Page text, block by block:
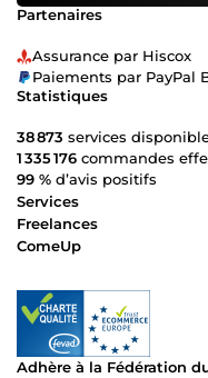
Partenaires
Assurance par Hiscox
Paiements par PayPal
Statistiques
38 873 services
1 335 176 commandes
99 % d’avis positifs
Services
Freelances
ComeUp
Adhère à la Fédération